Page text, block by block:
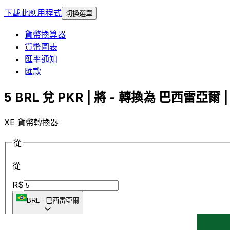
下載此應用程式 切換選單
貨幣換算器
貨幣圖表
匯率通知
匯款
5 BRL 兌 PKR | 將 - 轉換為 巴西雷亞爾
XE 貨幣轉換器
從
從
R$
BRL - 巴西雷亞爾